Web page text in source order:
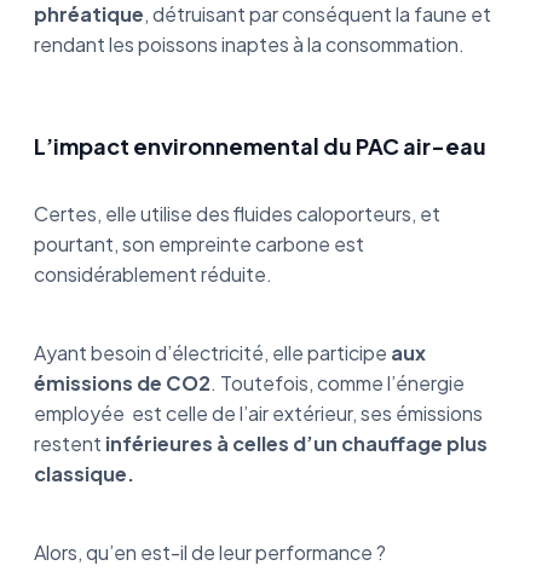
phréatique, détruisant par conséquent la faune et
rendant les poissons inaptes à la consommation.
L’impact environnemental du PAC air-eau
Certes, elle utilise des fluides caloporteurs, et
pourtant, son empreinte carbone est
considérablement réduite.
Ayant besoin d’électricité, elle participe aux
émissions de CO2. Toutefois, comme l’énergie
employée est celle de l’air extérieur, ses émissions
restent inférieures à celles d’un chauffage plus
classique.
Alors, qu’en est-il de leur performance ?